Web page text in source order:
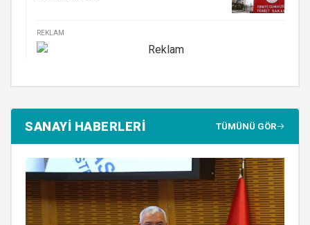
REKLAM
SANAYİ HABERLERİ TÜMÜNÜ GÖR